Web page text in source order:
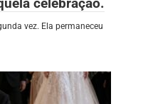
vez. Ela permaneceu